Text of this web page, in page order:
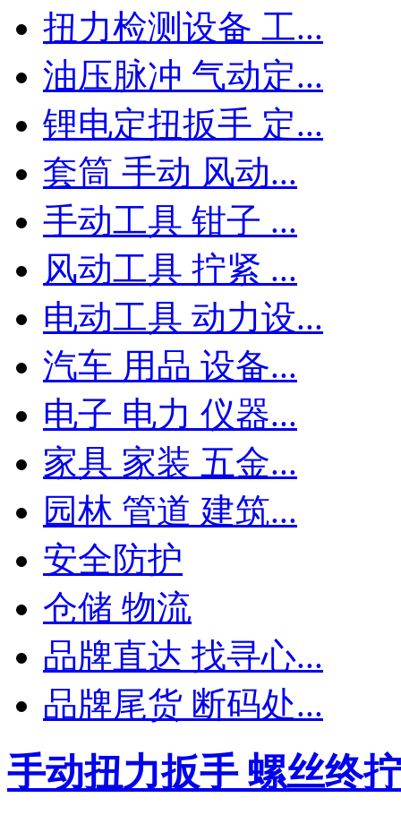
扭力检测设备 工...
油压脉冲 气动定...
锂电定扭扳手 定...
套筒 手动 风动...
手动工具 钳子 ...
风动工具 拧紧 ...
电动工具 动力设...
汽车 用品 设备...
电子 电力 仪器...
家具 家装 五金...
园林 管道 建筑...
安全防护
仓储 物流
品牌直达 找寻心...
品牌尾货 断码处...
手动扭力扳手 螺丝终